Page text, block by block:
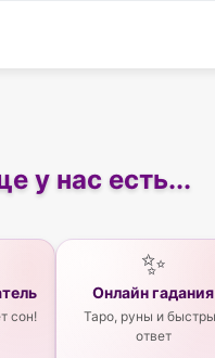
у нас есть...
сон!
✨
Онлайн гадания
Таро, руны и
ответ